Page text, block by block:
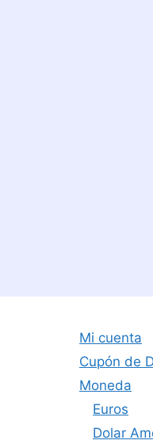
Mi cuenta
Cupón de
Moneda
Euros
Dolar